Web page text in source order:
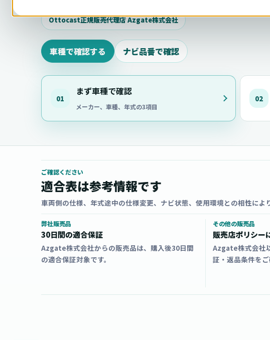
Ottocast正規販売代理店 Azgate株式会社
車種で確認する ナビ品番で確認
01
まず車種で確認
メーカー、車種、年式の3項目
02
ご確認ください
適合表は参考情報です
車両側の仕様、年式途中の仕様変更、ナビ状態、使用環境との相性によ
弊社販売品
30日間の適合保証
Azgate株式会社からの販売品は、購入後30日間
の適合保証対象です。
その他の販売品
販売店ポリシー
Azgate株式会社
証・返品条件をご